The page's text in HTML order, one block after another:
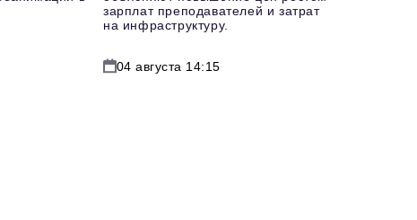
зарплат преподавателей и затрат
на инфраструктуру.
04 августа 14:15